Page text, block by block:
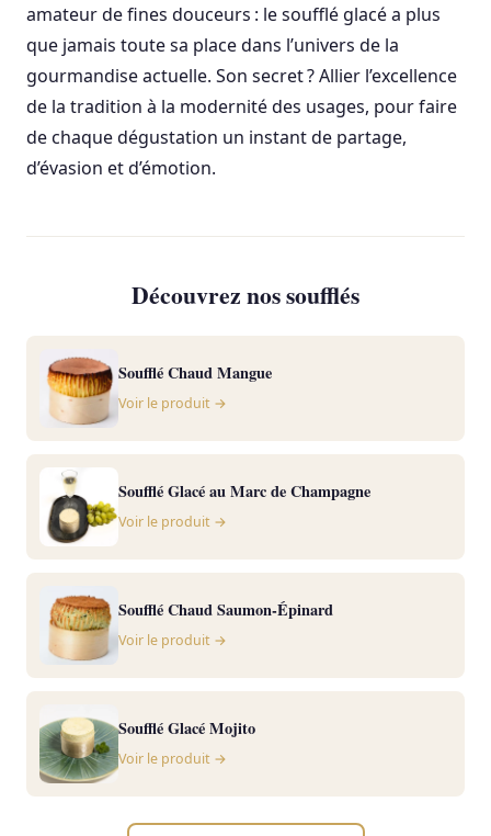
amateur de fines douceurs : le soufflé glacé a plus
que jamais toute sa place dans l’univers de la
gourmandise actuelle. Son secret ? Allier l’excellence
de la tradition à la modernité des usages, pour faire
de chaque dégustation un instant de partage,
d’évasion et d’émotion.
Découvrez nos soufflés
Soufflé Chaud Mangue
Voir le produit →
Soufflé Glacé au Marc de Champagne
Voir le produit →
Soufflé Chaud Saumon-Épinard
Voir le produit →
Soufflé Glacé Mojito
Voir le produit →